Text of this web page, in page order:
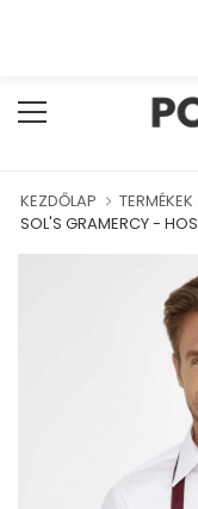
KEZDŐLAP
TERMÉKEK
SOL'S GRAMERCY -